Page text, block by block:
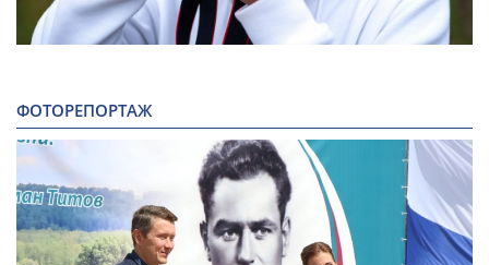
ФОТОРЕПОРТАЖ